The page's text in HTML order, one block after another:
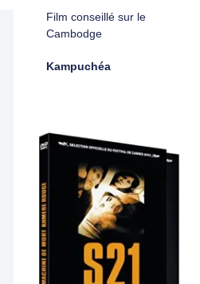
Film conseillé sur le
Cambodge
Kampuchéa